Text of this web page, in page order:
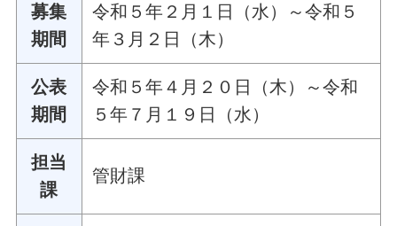
募集
期間
令和５年２月１日（水）～令和５
年３月２日（木）
公表
期間
令和５年４月２０日（木）～令和
５年７月１９日（水）
担当
課
管財課